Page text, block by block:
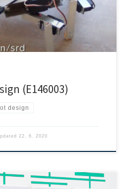
(E146003)
design
22. 6. 2020